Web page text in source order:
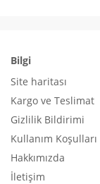
Bilgi
Site haritası
Kargo ve Teslimat
Gizlilik Bildirimi
Kullanım Koşulları
Hakkımızda
İletişim